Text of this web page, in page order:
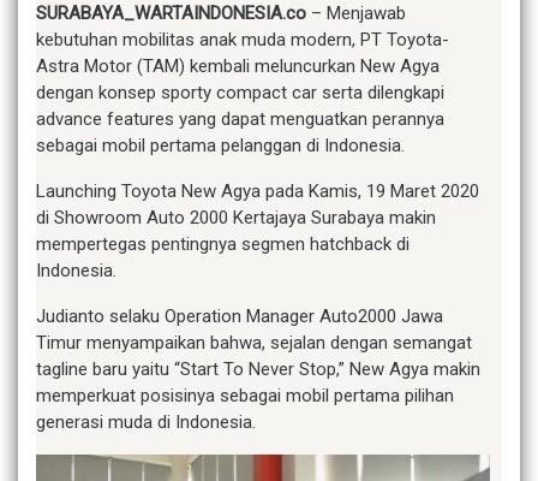
SURABAYA_WARTAINDONESIA.co – Menjawab
kebutuhan mobilitas anak muda modern, PT Toyota-
Astra Motor (TAM) kembali meluncurkan New Agya
dengan konsep sporty compact car serta dilengkapi
advance features yang dapat menguatkan perannya
sebagai mobil pertama pelanggan di Indonesia.
Launching Toyota New Agya pada Kamis, 19 Maret 2020
di Showroom Auto 2000 Kertajaya Surabaya makin
mempertegas pentingnya segmen hatchback di
Indonesia.
Judianto selaku Operation Manager Auto2000 Jawa
Timur menyampaikan bahwa, sejalan dengan semangat
tagline baru yaitu “Start To Never Stop,” New Agya makin
memperkuat posisinya sebagai mobil pertama pilihan
generasi muda di Indonesia.